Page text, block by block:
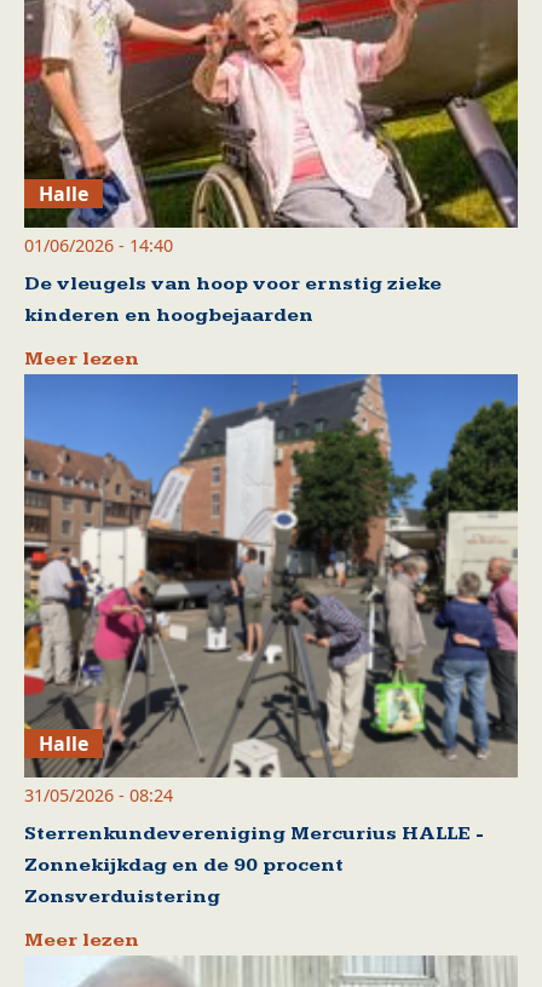
Halle
01/06/2026 - 14:40
De vleugels van hoop voor ernstig zieke
kinderen en hoogbejaarden
Meer lezen
Halle
31/05/2026 - 08:24
Sterrenkundevereniging Mercurius HALLE -
Zonnekijkdag en de 90 procent
Zonsverduistering
Meer lezen